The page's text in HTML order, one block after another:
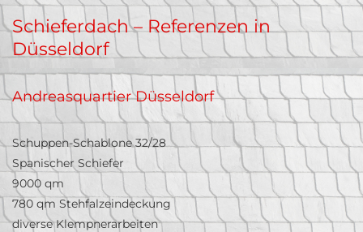
Schieferdach – Referenzen in
Düsseldorf
Andreasquartier Düsseldorf
Schuppen-Schablone 32/28
Spanischer Schiefer
9000 qm
780 qm Stehfalzeindeckung
diverse Klempnerarbeiten